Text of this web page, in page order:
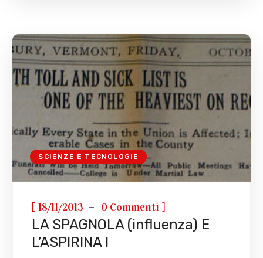
SCIENZE E TECNOLOGIE
[18/11/2013 0 Commenti ]
LA SPAGNOLA (influenza) E
L’ASPIRINA I